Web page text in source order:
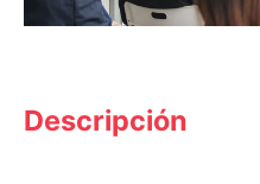
Descripción